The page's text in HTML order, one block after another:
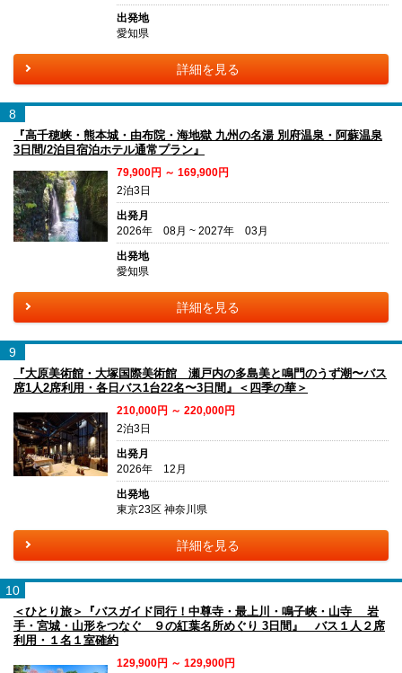
出発地
愛知県
詳細を見る
8
『高千穂峡・熊本城・由布院・海地獄 九州の名湯 別府温泉・阿蘇温泉
3日間/2泊目宿泊ホテル通常プラン』
79,900円 ～ 169,900円
2泊3日
出発月
2026年 08月 ~ 2027年 03月
出発地
愛知県
詳細を見る
9
『大原美術館・大塚国際美術館 瀬戸内の多島美と鳴門のうず潮〜バス
席1人2席利用・各日バス1台22名〜3日間』＜四季の華＞
210,000円 ～ 220,000円
2泊3日
出発月
2026年 12月
出発地
東京23区 神奈川県
詳細を見る
10
＜ひとり旅＞『バスガイド同行！中尊寺・最上川・鳴子峡・山寺 岩
手・宮城・山形をつなぐ ９の紅葉名所めぐり 3日間』 バス１人２席
利用・１名１室確約
129,900円 ～ 129,900円